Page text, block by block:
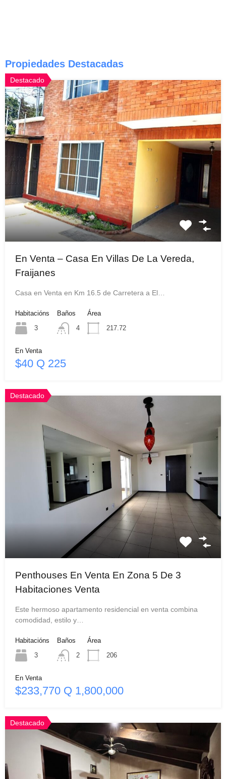
Propiedades Destacadas
Destacado
En Venta – Casa En Villas De La Vereda,
Fraijanes
Casa en Venta en Km 16.5 de Carretera a El…
Habitacións
3
Baños
4
Área
217.72
En Venta
$40 Q 225
Destacado
Penthouses En Venta En Zona 5 De 3
Habitaciones Venta
Este hermoso apartamento residencial en venta combina
comodidad, estilo y…
Habitacións
3
Baños
2
Área
206
En Venta
$233,770 Q 1,800,000
Destacado